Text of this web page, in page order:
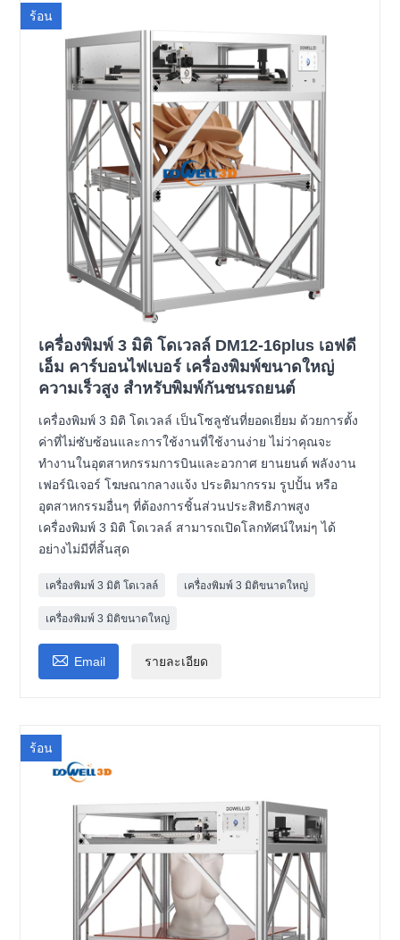
ร้อน
เครื่องพิมพ์ 3 มิติ โดเวลล์ DM12-16plus เอฟดี
เอ็ม คาร์บอนไฟเบอร์ เครื่องพิมพ์ขนาดใหญ่
ความเร็วสูง สำหรับพิมพ์กันชนรถยนต์
เครื่องพิมพ์ 3 มิติ โดเวลล์ เป็นโซลูชันที่ยอดเยี่ยม ด้วยการตั้ง
ค่าที่ไม่ซับซ้อนและการใช้งานที่ใช้งานง่าย ไม่ว่าคุณจะ
ทำงานในอุตสาหกรรมการบินและอวกาศ ยานยนต์ พลังงาน
เฟอร์นิเจอร์ โฆษณากลางแจ้ง ประติมากรรม รูปปั้น หรือ
อุตสาหกรรมอื่นๆ ที่ต้องการชิ้นส่วนประสิทธิภาพสูง
เครื่องพิมพ์ 3 มิติ โดเวลล์ สามารถเปิดโลกทัศน์ใหม่ๆ ได้
อย่างไม่มีที่สิ้นสุด
เครื่องพิมพ์ 3 มิติ โดเวลล์ เครื่องพิมพ์ 3 มิติขนาดใหญ่
เครื่องพิมพ์ 3 มิติขนาดใหญ่
 Email รายละเอียด
ร้อน